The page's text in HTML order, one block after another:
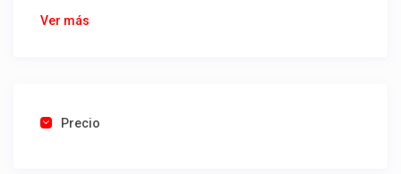
Nombre alojamiento o servicio
Una foto de cuenta de luz o agua o gas que acredite
Ver más
Precio